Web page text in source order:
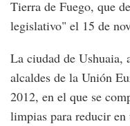
Tierra de Fuego, que
legislativo" el 15 de
La ciudad de Ushuaia,
alcaldes de la Unión
2012, en el que se
limpias para reducir